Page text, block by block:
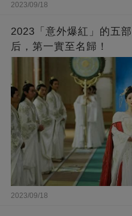
2023/09/18
2023「意外爆紅」的五
后，第一實至名歸！
2023/09/18